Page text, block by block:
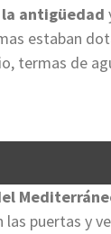
antigüedad
estaban
termas de
puertas y